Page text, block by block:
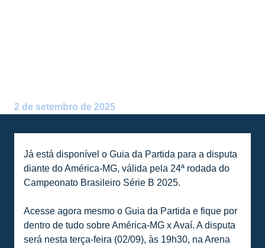
2 de setembro de 2025
Já está disponível o Guia da Partida para a disputa
diante do América-MG, válida pela 24ª rodada do
Campeonato Brasileiro Série B 2025.
Acesse agora mesmo o Guia da Partida e fique por
dentro de tudo sobre América-MG x Avaí. A disputa
será nesta terça-feira (02/09), às 19h30, na Arena